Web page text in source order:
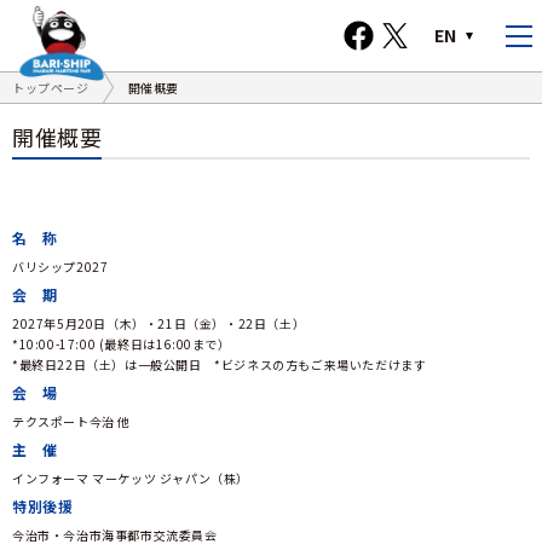
EN
トップページ 開催概要
開催概要
名 称
バリシップ2027
会 期
2027年5月20日（木）・21日（金）・22日（土）
*10:00-17:00 (最終日は16:00まで）
*最終日22日（土）は一般公開日 *ビジネスの方もご来場いただけます
会 場
テクスポート今治 他
主 催
インフォーマ マーケッツ ジャパン（株）
特別後援
今治市・今治市海事都市交流委員会